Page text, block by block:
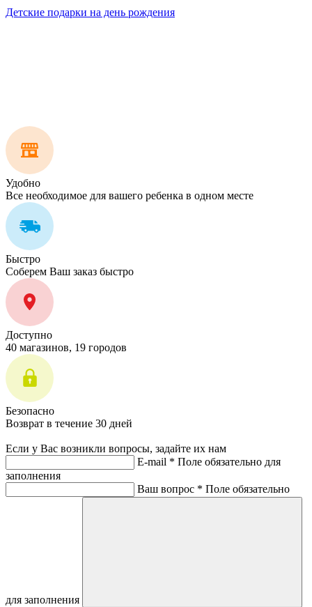
Детские подарки на день рождения
Удобно
Все необходимое для вашего ребенка в одном месте
Быстро
Соберем Ваш заказ быстро
Доступно
40 магазинов, 19 городов
Безопасно
Возврат в течение 30 дней
Если у Вас возникли вопросы, задайте их нам
E-mail * Поле обязательно для
заполнения
Ваш вопрос * Поле обязательно
для заполнения